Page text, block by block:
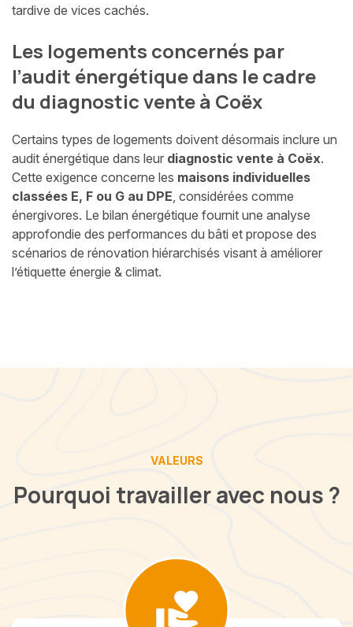
tardive de vices cachés.
Les logements concernés par
l’audit énergétique dans le cadre
du diagnostic vente à Coëx
Certains types de logements doivent désormais inclure un
audit énergétique dans leur diagnostic vente à Coëx.
Cette exigence concerne les maisons individuelles
classées E, F ou G au DPE, considérées comme
énergivores. Le bilan énergétique fournit une analyse
approfondie des performances du bâti et propose des
scénarios de rénovation hiérarchisés visant à améliorer
l’étiquette énergie & climat.
VALEURS
Pourquoi travailler avec nous ?